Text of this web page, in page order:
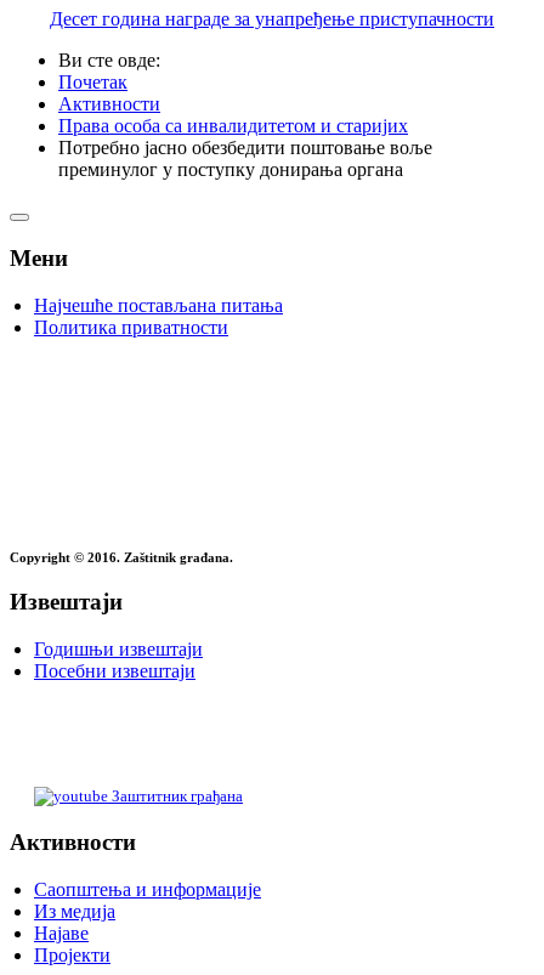
Десет година награде за унапређење приступачности
Ви сте овде:
Почетак
Активности
Права особа са инвалидитетом и старијих
Потребно јасно обезбедити поштовање воље
преминулог у поступку донирања органа
Мени
Најчешће постављана питања
Политика приватности
Copyright © 2016. Zaštitnik građana.
Извештаји
Годишњи извештаји
Посебни извештаји
Заштитник грађана
Активности
Саопштења и информације
Из медија
Најаве
Пројекти